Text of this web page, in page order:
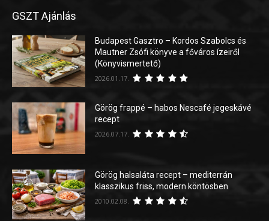
GSZT Ajánlás
Budapest Gasztro – Kordos Szabolcs és
Mautner Zsófi könyve a főváros ízeiről
(Könyvismertető)
2026.01.17.
Görög frappé – habos Nescafé jegeskávé
recept
2026.07.17.
Görög halsaláta recept – mediterrán
klasszikus friss, modern köntösben
2010.02.08.